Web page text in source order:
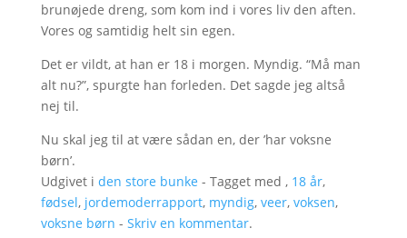
brunøjede dreng, som kom ind i vores liv den aften.
Vores og samtidig helt sin egen.
Det er vildt, at han er 18 i morgen. Myndig. “Må man
alt nu?”, spurgte han forleden. Det sagde jeg altså
nej til.
Nu skal jeg til at være sådan en, der ’har voksne
børn’.
Udgivet i den store bunke - Tagget med , 18 år,
fødsel, jordemoderrapport, myndig, veer, voksen,
voksne børn - Skriv en kommentar.